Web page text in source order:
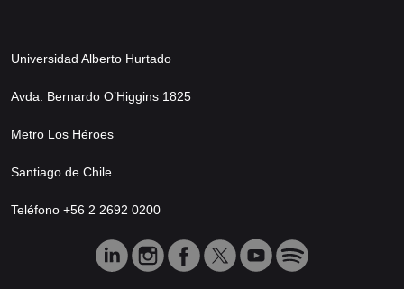
Universidad Alberto Hurtado
Avda. Bernardo O’Higgins 1825
Metro Los Héroes
Santiago de Chile
Teléfono +56 2 2692 0200